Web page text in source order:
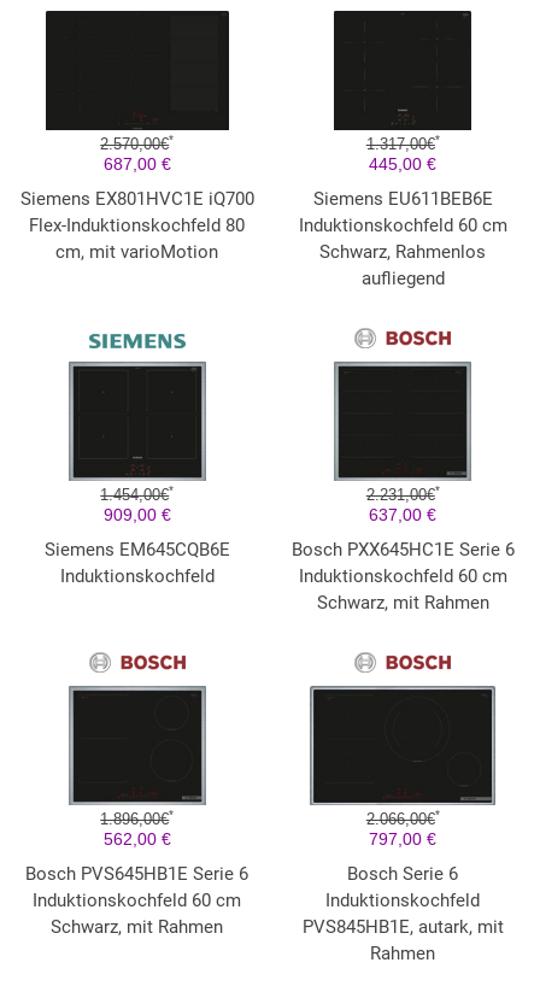
2.570,00€*
687,00 €
Siemens EX801HVC1E iQ700
Flex-Induktionskochfeld 80
cm, mit varioMotion
1.317,00€*
445,00 €
Siemens EU611BEB6E
Induktionskochfeld 60 cm
Schwarz, Rahmenlos
aufliegend
1.454,00€*
909,00 €
Siemens EM645CQB6E
Induktionskochfeld
2.231,00€*
637,00 €
Bosch PXX645HC1E Serie 6
Induktionskochfeld 60 cm
Schwarz, mit Rahmen
1.896,00€*
562,00 €
Bosch PVS645HB1E Serie 6
Induktionskochfeld 60 cm
Schwarz, mit Rahmen
2.066,00€*
797,00 €
Bosch Serie 6
Induktionskochfeld
PVS845HB1E, autark, mit
Rahmen